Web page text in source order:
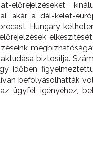
akár a dél-kelet-
Hungary
elkészítését
biztosítja.
időben
befolyásolhatták
ügyfél igényéhez,